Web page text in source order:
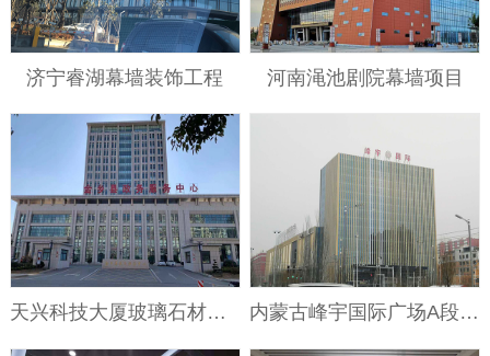
济宁睿湖幕墙装饰工程 河南渑池剧院幕墙项目
天兴科技大厦玻璃石材幕墙工程 内蒙古峰宇国际广场A段外墙装饰工程